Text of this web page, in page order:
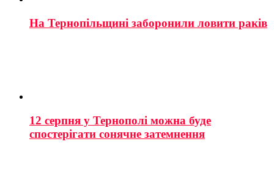
На Тернопільщині заборонили ловити раків
12 серпня у Тернополі можна буде
спостерігати сонячне затемнення